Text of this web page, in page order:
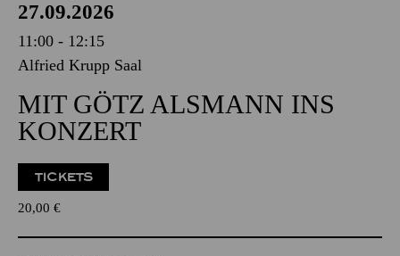
27.09.2026
11:00 - 12:15
Alfried Krupp Saal
MIT GÖTZ ALSMANN INS
KONZERT
TICKETS
20,00 €